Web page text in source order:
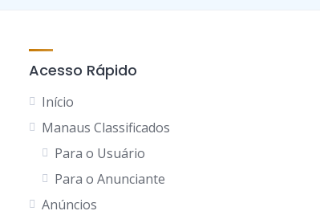
Acesso Rápido
Início
Manaus Classificados
Para o Usuário
Para o Anunciante
Anúncios